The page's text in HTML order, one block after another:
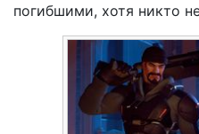
погибшими, хотя никто